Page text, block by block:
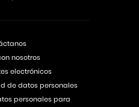
nosotros
electrónicos
de datos personales
personales para